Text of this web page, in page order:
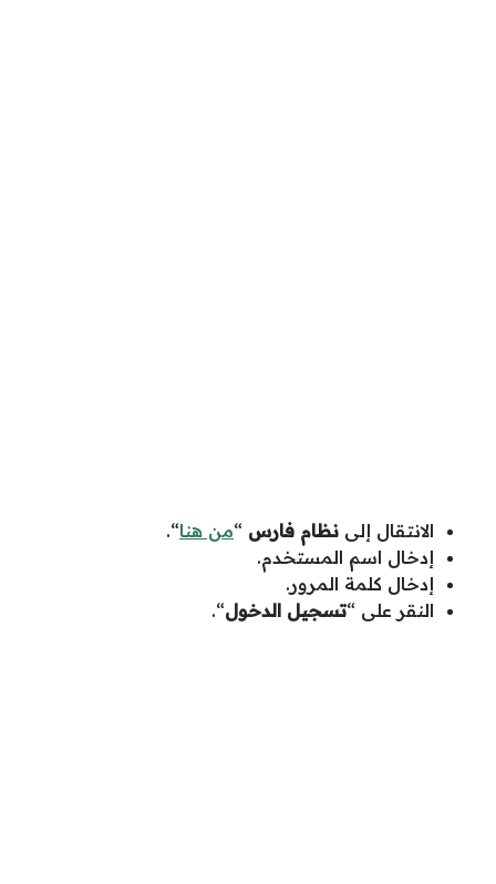
الانتقال إلى نظام فارس “من هنا“.
إدخال اسم المستخدم.
إدخال كلمة المرور.
النقر على “تسجيل الدخول“.